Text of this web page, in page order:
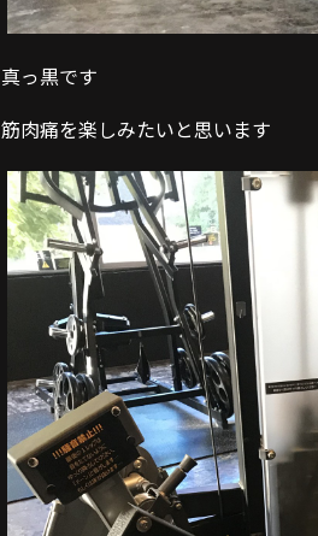
真っ黒です
筋肉痛を楽しみたいと思います